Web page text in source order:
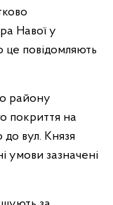
Навої у
це повідомляють
району
покриття на
до вул. Князя
умови зазначені